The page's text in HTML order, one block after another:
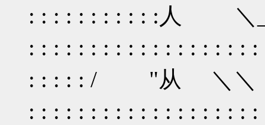
: : : : : : : : : : :人
: : : : : : : : : : : : : : : : :
: : : : : / "从 ＼＼
: : : : : : : : : : : : : : :